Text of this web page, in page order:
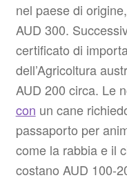
nel paese di
AUD 300.
certificato di
dell’Agricoltura
AUD 200 circa. Le
con un cane
passaporto per
come la rabbia e il
costano AUD 100-